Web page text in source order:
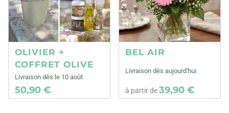
OLIVIER +
COFFRET OLIVE
Livraison dès le 10 août
50,90 €
BEL AIR
Livraison dès aujourd'hui
à partir de39,90 €